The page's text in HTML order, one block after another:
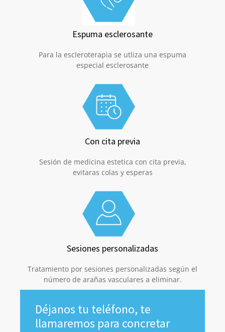
Espuma esclerosante
Para la escleroterapia se utliza una espuma
especial esclerosante
Con cita previa
Sesión de medicina estetica con cita previa,
evitaras colas y esperas
Sesiones personalizadas
Tratamiento por sesiones personalizadas según el
número de arañas vasculares a eliminar.
Déjanos tu teléfono, te
llamaremos para concretar